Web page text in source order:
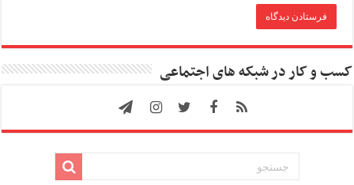
کسب و کار در شبکه های اجتماعی